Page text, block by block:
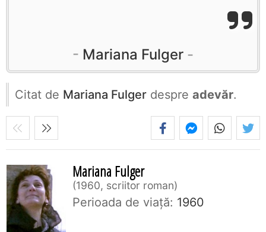
Mariana Fulger
Citat de Mariana Fulger despre adevăr.
Mariana Fulger
1960, scriitor roman
Perioada de viaţă: 1960